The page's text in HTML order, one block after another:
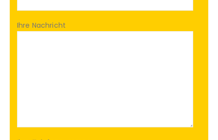
Ihre Nachricht